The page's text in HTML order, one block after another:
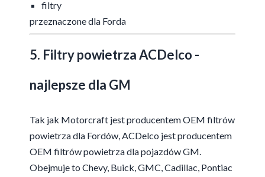
filtry
przeznaczone dla Forda
5. Filtry powietrza ACDelco -
najlepsze dla GM
Tak jak Motorcraft jest producentem OEM filtrów
powietrza dla Fordów, ACDelco jest producentem
OEM filtrów powietrza dla pojazdów GM.
Obejmuje to Chevy, Buick, GMC, Cadillac, Pontiac